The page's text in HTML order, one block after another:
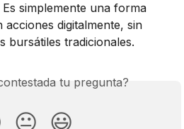
simplemente una forma
digitalmente, sin
bursátiles tradicionales.
tu pregunta?
😐 😃